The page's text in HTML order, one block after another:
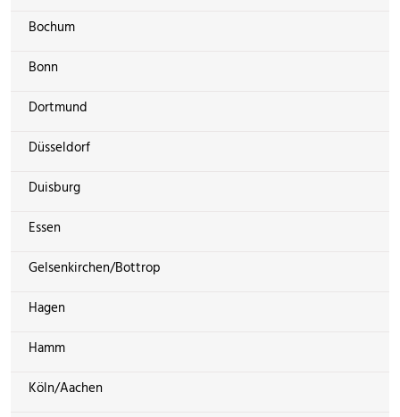
Bochum
Bonn
Dortmund
Düsseldorf
Duisburg
Essen
Gelsenkirchen/Bottrop
Hagen
Hamm
Köln/Aachen